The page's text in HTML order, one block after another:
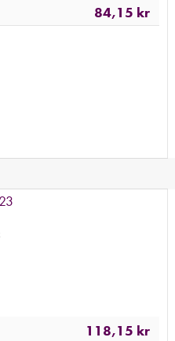
84,15 kr
118,15 kr